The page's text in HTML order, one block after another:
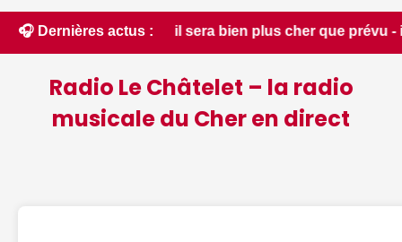
🎧 Dernières actus :
: il sera bien plus cher que prévu - iPhon.fr
Radio Le Châtelet – la radio
musicale du Cher en direct